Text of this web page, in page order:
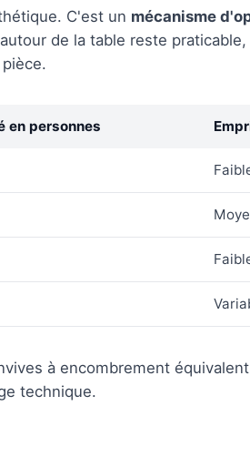
C'est un mécanisme
de la table reste
en personnes
à encombrement
technique.